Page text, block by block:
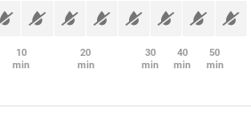
10
min
20
min
30
min
40
min
50
min